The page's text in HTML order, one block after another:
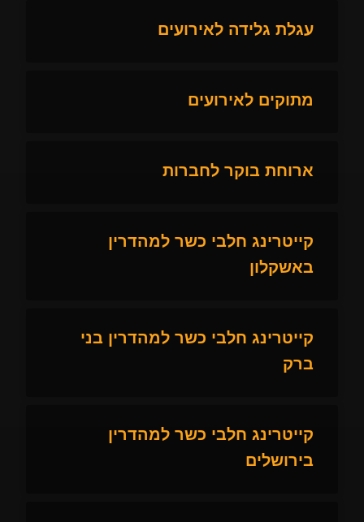
עגלת גלידה לאירועים
מתוקים לאירועים
ארוחת בוקר לחברות
קייטרינג חלבי כשר למהדרין
באשקלון
קייטרינג חלבי כשר למהדרין בני
ברק
קייטרינג חלבי כשר למהדרין
בירושלים